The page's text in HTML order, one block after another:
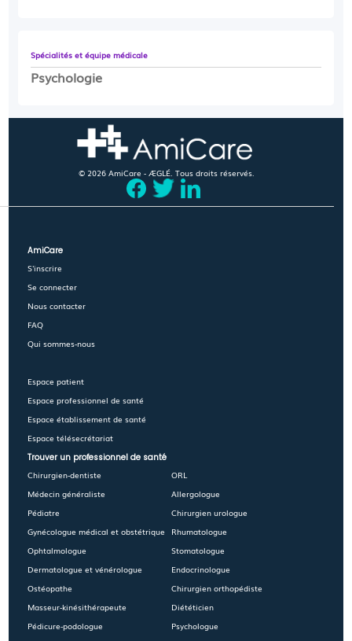
Spécialités et équipe médicale
Psychologie
© 2026 AmiCare - ÆGLÉ. Tous droits réservés.
AmiCare
S'inscrire
Se connecter
Nous contacter
FAQ
Qui sommes-nous
Espace patient
Espace professionnel de santé
Espace établissement de santé
Espace télésecrétariat
Trouver un professionnel de santé
Chirurgien-dentiste
Médecin généraliste
Pédiatre
Gynécologue médical et obstétrique
Ophtalmologue
Dermatologue et vénérologue
Ostéopathe
Masseur-kinésithérapeute
Pédicure-podologue
ORL
Allergologue
Chirurgien urologue
Rhumatologue
Stomatologue
Endocrinologue
Chirurgien orthopédiste
Diététicien
Psychologue